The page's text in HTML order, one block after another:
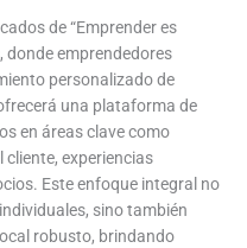
de “Emprender es
donde emprendedores
personalizado de
una plataforma de
en áreas clave como
experiencias
Este enfoque integral no
sino también
robusto, brindando